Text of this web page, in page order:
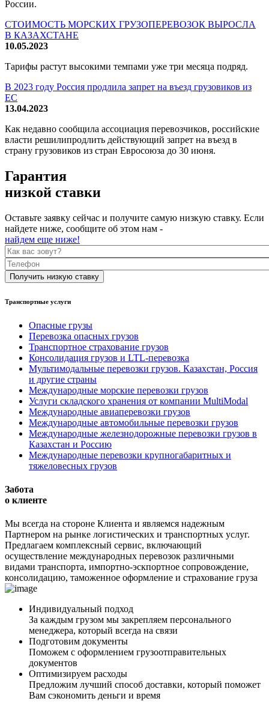
России.
СТОИМОСТЬ МОРСКИХ ГРУЗОПЕРЕВОЗОК ВЫРОСЛА
В КАЗАХСТАНЕ
10.05.2023
Тарифы растут высокими темпами уже три месяца подряд.
В 2023 году Россия продлила запрет на въезд грузовиков из
ЕС
13.04.2023
Как недавно сообщила ассоциация перевозчиков, российские
власти решилипродлить действующий запрет на въезд в
страну грузовиков из стран Евросоюза до 30 июня.
Гарантия
низкой ставки
Оставьте заявку сейчас и получите самую низкую ставку. Если
найдете ниже, сообщите об этом нам -
найдем еще ниже!
Как вас зовут?
Телефон
Транспортные услуги
Опасные грузы
Перевозка опасных грузов
Транспортное страхование грузов
Консолидация грузов и LTL-перевозка
Мультимодальные перевозки грузов. Казахстан, Россия
и другие страны
Международные морские перевозки грузов
Услуги складского хранения от компании MultiModal
Международные авиаперевозки грузов
Международные автомобильные перевозки грузов
Международные железнодорожные перевозки грузов в
Казахстан и Россию
Международные перевозки крупногабаритных и
тяжеловесных грузов
Забота
о клиенте
Мы всегда на стороне Клиента и являемся надежным
Партнером на рынке логистических и транспортных услуг.
Предлагаем комплексный сервис, включающий
осуществление международных перевозок различными
видами транспорта, импортно-эскпортное сопровождение,
консолидацию, таможенное оформление и страхование груза
Индивидуальный подход
За каждым грузом мы закрепляем персонального
менеджера, который всегда на связи
Подготовим документы
Поможем с оформлением грузоотправительных
документов
Оптимизируем расходы
Предложим лучший способ доставки, который поможет
Вам сэкономить деньги и время